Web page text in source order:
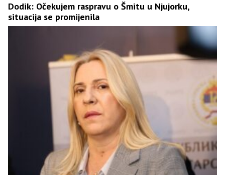
Dodik: Očekujem raspravu o Šmitu u Njujorku,
situacija se promijenila